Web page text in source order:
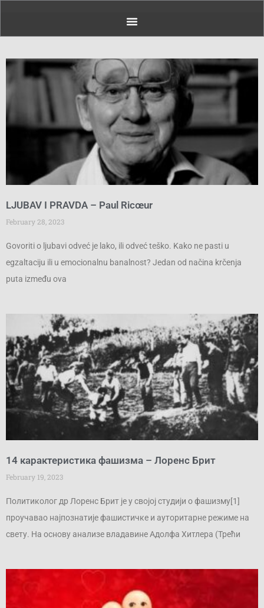
LJUBAV I PRAVDA – Paul Ricœur
February 28, 2023
Govoriti o ljubavi odveć je lako, ili odveć teško. Kako ne pasti u
egzaltaciju ili u emocionalnu banalnost? Jedan od načina krčenja
puta između ova
14 карактеристика фашизма – Лоренс Брит
February 19, 2023
Политиколог др Лоренс Брит је у својој студији о фашизму[1]
проучавао најпознатије фашистичке и ауторитарне режиме на
свету. На основу анализе владавине Адолфа Хитлера (Трећи
PagePagePagePagePagePage PagePagePagePagePagePage